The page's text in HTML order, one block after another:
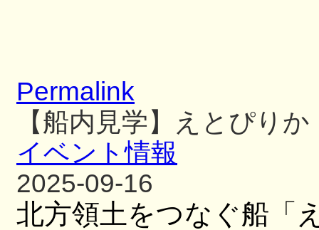
Permalink
【船内見学】えとぴりか
イベント情報
2025-09-16
北方領土をつなぐ船「